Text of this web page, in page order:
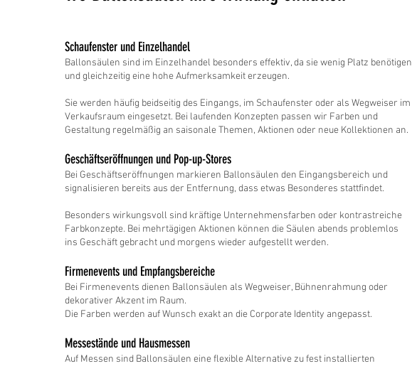
Schaufenster und Einzelhandel
Ballonsäulen sind im Einzelhandel besonders effektiv, da sie wenig Platz benötigen
und gleichzeitig eine hohe Aufmerksamkeit erzeugen.
Sie werden häufig beidseitig des Eingangs, im Schaufenster oder als Wegweiser im
Verkaufsraum eingesetzt. Bei laufenden Konzepten passen wir Farben und
Gestaltung regelmäßig an saisonale Themen, Aktionen oder neue Kollektionen an.
Geschäftseröffnungen und Pop-up-Stores
Bei Geschäftseröffnungen markieren Ballonsäulen den Eingangsbereich und
signalisieren bereits aus der Entfernung, dass etwas Besonderes stattfindet.
Besonders wirkungsvoll sind kräftige Unternehmensfarben oder kontrastreiche
Farbkonzepte. Bei mehrtägigen Aktionen können die Säulen abends problemlos
ins Geschäft gebracht und morgens wieder aufgestellt werden.
Firmenevents und Empfangsbereiche
Bei Firmenevents dienen Ballonsäulen als Wegweiser, Bühnenrahmung oder
dekorativer Akzent im Raum.
Die Farben werden auf Wunsch exakt an die Corporate Identity angepasst.
Messestände und Hausmessen
Auf Messen sind Ballonsäulen eine flexible Alternative zu fest installierten